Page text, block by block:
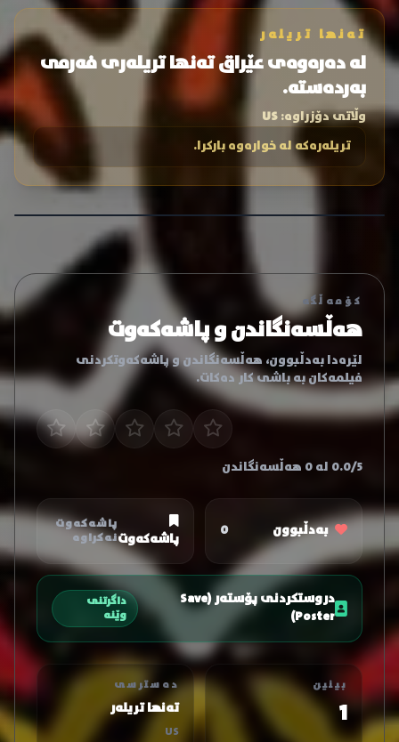
تەنها تریلەر
لە دەرەوەی عێراق تەنها تریلەری فەرمی
بەردەستە.
وڵاتی دۆزراوە:US
تریلەرەکە لە خوارەوە بارکرا.
کۆمەڵگە
هەڵسەنگاندن و پاشەکەوت
لێرەدا بەدڵبوون، هەڵسەنگاندن و پاشەکەوتکردنی
فیلمەکان بە باشی کار دەکات.
0.0/5 لە 0 هەڵسەنگاندن
بەدڵبوون 0 پاشەکەوت
پاشەکەوت
نەکراوە
دروستکردنی پۆستەر (Save
Poster)
داگرتنی
وێنە
بینین
1
دەسترسی
تەنها تریلەر
US